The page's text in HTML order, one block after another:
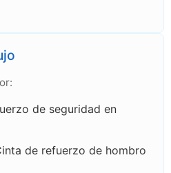
de seguridad en
de refuerzo de hombro